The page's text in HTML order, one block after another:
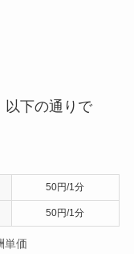
以下の通りで
50円/1分
50円/1分
単価